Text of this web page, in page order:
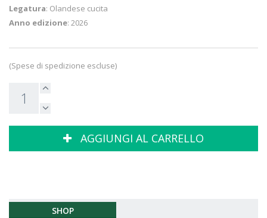
Legatura: Olandese cucita
Anno edizione: 2026
(Spese di spedizione escluse)
AGGIUNGI AL CARRELLO
SHOP